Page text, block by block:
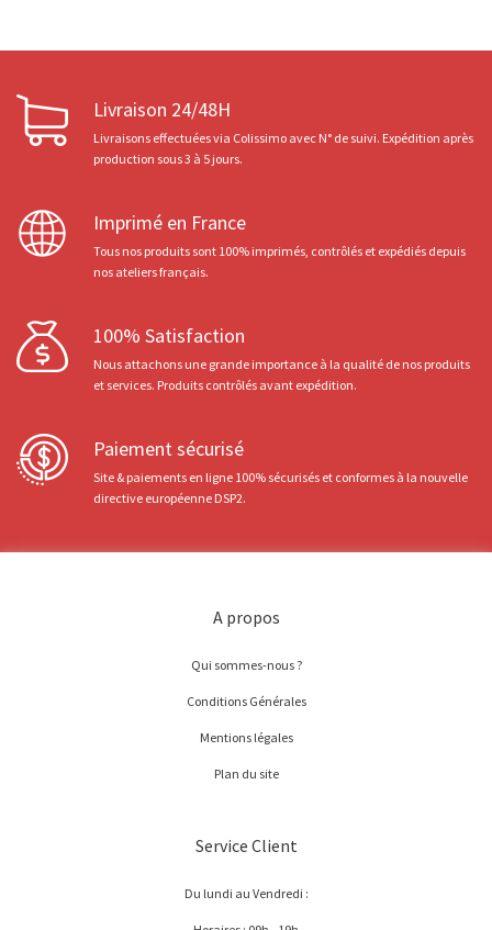
Livraison 24/48H
Livraisons effectuées via Colissimo avec N° de suivi. Expédition après
production sous 3 à 5 jours.
Imprimé en France
Tous nos produits sont 100% imprimés, contrôlés et expédiés depuis
nos ateliers français.
100% Satisfaction
Nous attachons une grande importance à la qualité de nos produits
et services. Produits contrôlés avant expédition.
Paiement sécurisé
Site & paiements en ligne 100% sécurisés et conformes à la nouvelle
directive européenne DSP2.
A propos
Qui sommes-nous ?
Conditions Générales
Mentions légales
Plan du site
Service Client
Du lundi au Vendredi :